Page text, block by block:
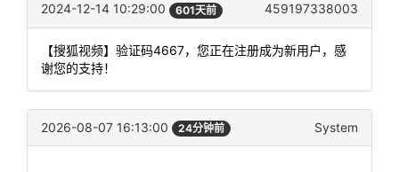
2024-12-14 10:29:00 601天前 459197338003
【搜狐视频】验证码4667，您正在注册成为新用户，感
谢您的支持！
2026-08-07 16:13:00 24分钟前 System